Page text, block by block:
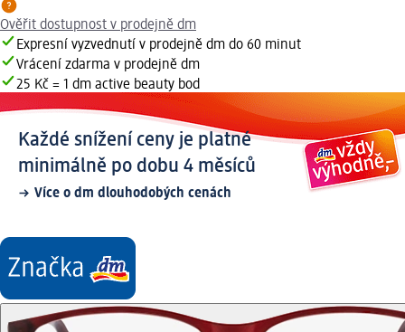
Ověřit dostupnost v prodejně dm
Expresní vyzvednutí v prodejně dm do 60 minut
Vrácení zdarma v prodejně dm
25 Kč = 1 dm active beauty bod
Každé snížení ceny je platné
minimálně po dobu 4 měsíců
Více o dm dlouhodobých cenách